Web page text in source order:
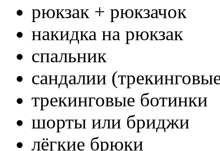
рюкзак + рюкзачок
накидка на рюкзак
спальник
сандалии
трекинговые ботинки
шорты или бриджи
лёгкие брюки